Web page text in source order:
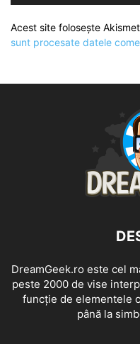
Acest site folosește
sunt procesate datele
DreamGeek.ro este cel
peste 2000 de vise
funcție de elementele
până la